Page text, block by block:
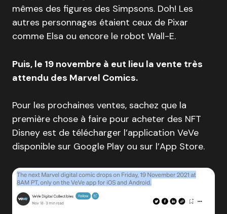
mêmes des figures des Simpsons. Doh! Les
autres personnages étaient ceux de Pixar
comme Elsa ou encore le robot Wall-E.
Puis, le 19 novembre à eut lieu la vente très
attendu des Marvel Comics.
Pour les prochaines ventes, sachez que la
première chose à faire pour acheter des NFT
Disney est de télécharger l’application VeVe
disponible sur Google Play ou sur l’App Store.